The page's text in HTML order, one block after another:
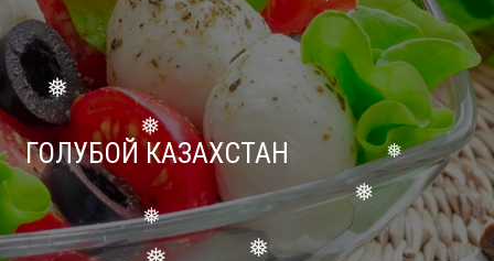
❅
❅
❅
❅
ГОЛУБОЙ КАЗАХСТАН